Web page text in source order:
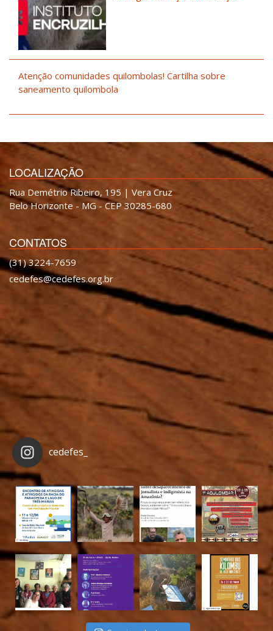
Atenção comunidades quilombolas! Cartilha sobre
saneamento quilombola
LOCALIZAÇÃO
Rua Demétrio Ribeiro, 195 | Vera Cruz
Belo Horizonte - MG - CEP 30285-680
CONTATOS
(31) 3224-7659
cedefes@cedefes.org.br
cedefes_